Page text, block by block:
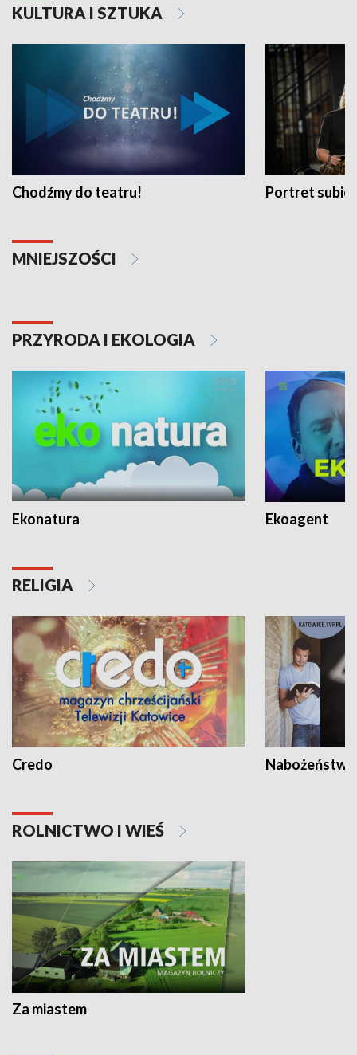
KULTURA I SZTUKA
Chodźmy do teatru! Portret
MNIEJSZOŚCI
PRZYRODA I EKOLOGIA
Ekonatura Ekoagent
RELIGIA
Credo
ROLNICTWO I WIEŚ
Za miastem